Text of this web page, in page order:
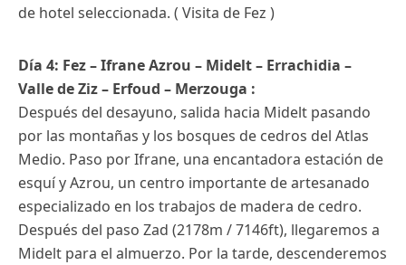
de hotel seleccionada. ( Visita de Fez )
Día 4: Fez – Ifrane Azrou – Midelt – Errachidia –
Valle de Ziz – Erfoud – Merzouga :
Después del desayuno, salida hacia Midelt pasando
por las montañas y los bosques de cedros del Atlas
Medio. Paso por Ifrane, una encantadora estación de
esquí y Azrou, un centro importante de artesanado
especializado en los trabajos de madera de cedro.
Después del paso Zad (2178m / 7146ft), llegaremos a
Midelt para el almuerzo. Por la tarde, descenderemos